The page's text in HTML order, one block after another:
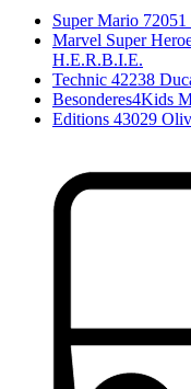
Super Mario
Marvel Super
H.E.R.B.I.E.
Technic 42238
Besonderes4Kids
Editions 43029